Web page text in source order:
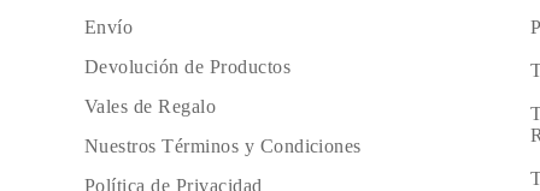
Envío
Devolución de Productos
Vales de Regalo
Nuestros Términos y Condiciones
Política de Privacidad